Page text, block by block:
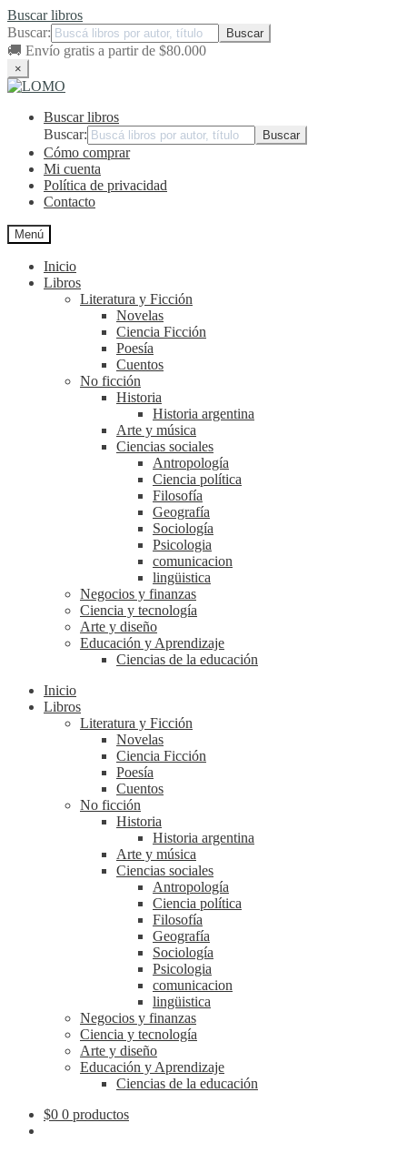
Buscar libros
Buscar:
🚚 Envío gratis a partir de $80.000
×
Ir
navegación
Ir
contenidoBuscar libros
Buscar:
Cómo comprar
Mi cuenta
Política de privacidad
Contacto
Menú
Inicio
Libros
Literatura y Ficción
Novelas
Ciencia Ficción
Poesía
Cuentos
No ficción
Historia
Historia argentina
Arte y música
Ciencias sociales
Antropología
Ciencia política
Filosofía
Geografía
Sociología
Psicologia
comunicacion
lingüistica
Negocios y finanzas
Ciencia y tecnología
Arte y diseño
Educación y Aprendizaje
Ciencias de la educación
Inicio
Libros
Literatura y Ficción
Novelas
Ciencia Ficción
Poesía
Cuentos
No ficción
Historia
Historia argentina
Arte y música
Ciencias sociales
Antropología
Ciencia política
Filosofía
Geografía
Sociología
Psicologia
comunicacion
lingüistica
Negocios y finanzas
Ciencia y tecnología
Arte y diseño
Educación y Aprendizaje
Ciencias de la educación
$0 0 productos